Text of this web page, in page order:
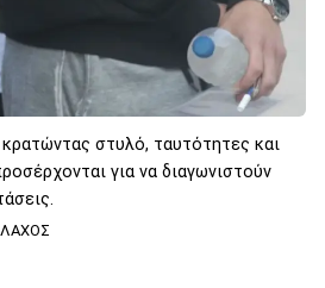
στυλό, ταυτότητες και
για να διαγωνιστούν